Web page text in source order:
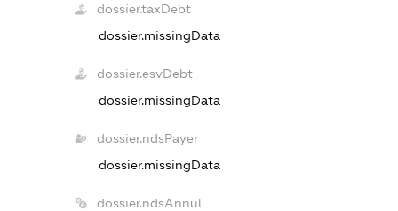
dossier.taxDebt
dossier.missingData
dossier.esvDebt
dossier.missingData
dossier.ndsPayer
dossier.missingData
dossier.ndsAnnul